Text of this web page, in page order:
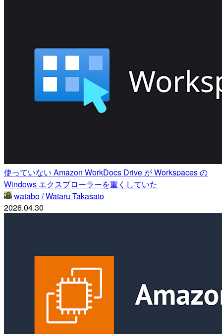
使っていない Amazon WorkDocs Drive が Workspaces の
Windows エクスプローラーを重くしていた
watabo / Wataru Takasato
2026.04.30